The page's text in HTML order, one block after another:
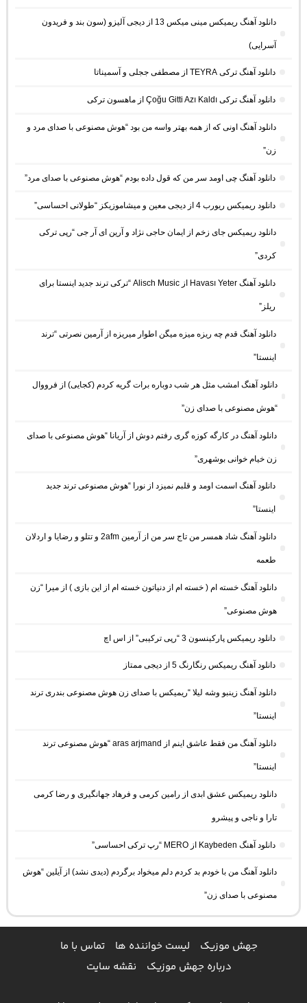
دانلود آهنگ ریمیکس مینی میکس 13 از دیجی آلیزو (سون بند و فریدون
آسرایی)
دانلود آهنگ ترکی TEYRA از مصطفی ججلی و آسمیناتا
دانلود آهنگ ترکی Çoğu Gitti Azı Kaldı از ماهسون ترکی
دانلود آهنگ اونی که از همه بهتر واسه من بود “هوش مصنوعی با صدای مرد و
زن”
دانلود آهنگ چی اومد سر من که قول داده بودم “هوش مصنوعی با صدای مرد”
دانلود ریمیکس ریورب 4 از دیجی معین و میشاموزیکز “طولانی احساسی”
دانلود ریمیکس جای زخم از ایمان حاجی نژاد و آرین ای آر جی “رپی ترکی
کردی”
دانلود آهنگ Havası Yeter از Alisch Music “ترکی ترند جدید اینستا برای
ریلز”
دانلود آهنگ ﻗﺪم ﭼﻪ رﻳﺰه ﻣﻴﺰه ﻣﻴﮕﻦ اﻃﻮار ﻣﻴﺮﻳﺰه از آرمین نصرتی “ترند
اینستا”
دانلود آهنگ امشب مثل هر شب دوباره برات گریه کردم (کجایی) از فرووال
“هوش مصنوعی با صدای زن”
دانلود آهنگ در کارگه کوزه گری رفتم دوش از آریانا “هوش مصنوعی با صدای
زن خیام خوانی بوشهری”
دانلود آهنگ اسمت اومد و قلبم نمیزد از نورا “هوش مصنوعی ترند جدید
اینستا”
دانلود آهنگ شاد همسر من تاج سر من از آرمین 2afm و تتلو و رضایا و اردلان
طعمه
دانلود آهنگ خسته ام ( خسته ام از دنیاتون خسته ام از این بازی ) از میرا “زن
هوش مصنوعی”
دانلود ریمیکس پارکینسون 3 “رپی ترکیبی” از اس اچ
دانلود آهنگ ریمیکس رنگارنگ 5 از دیجی ممتاز
دانلود آهنگ زینبو وشه لیلا “ریمیکس با صدای زن هوش مصنوعی بندری ترند
اینستا”
دانلود آهنگ من فقط عاشق اینم از aras arjmand “هوش مصنوعی ترند
اینستا”
دانلود ریمیکس عشق ابدی از رامین کرمی و فرهاد جهانگیری و رضا کرمی
تارا و ناجی و پیشرو
دانلود آهنگ Kaybeden از MERO “رپ ترکی احساسی”
دانلود آهنگ من با خودم بد کردم دلم میخواد برگردم (دیدی نشد) از آیلین “هوش
مصنوعی با صدای زن”
جهش موزیک لیست خواننده ها
تماس با ما
درباره جهش موزیک
نقشه سایت